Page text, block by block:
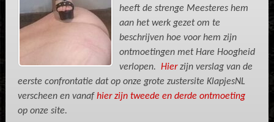
heeft de strenge Meesteres hem
aan het werk gezet om te
beschrijven hoe voor hem zijn
ontmoetingen met Hare Hoogheid
verlopen. Hierzijn verslag van de
eerste confrontatie dat op onze grote zustersite KlapjesNL
verscheen en vanaf hier zijn tweede en derde ontmoeting
op onze site.